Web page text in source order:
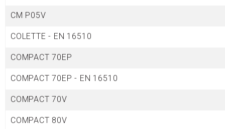
CM P05V
COLETTE - EN 16510
COMPACT 70EP
COMPACT 70EP - EN 16510
COMPACT 70V
COMPACT 80V